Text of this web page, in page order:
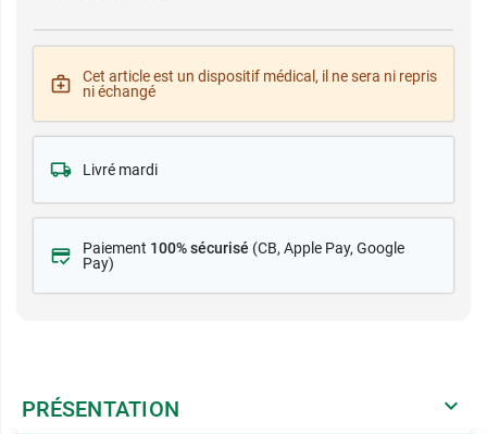
Cet article est un dispositif médical, il ne sera ni repris
ni échangé
Livré mardi
Paiement 100% sécurisé (CB, Apple Pay, Google
Pay)
PRÉSENTATION